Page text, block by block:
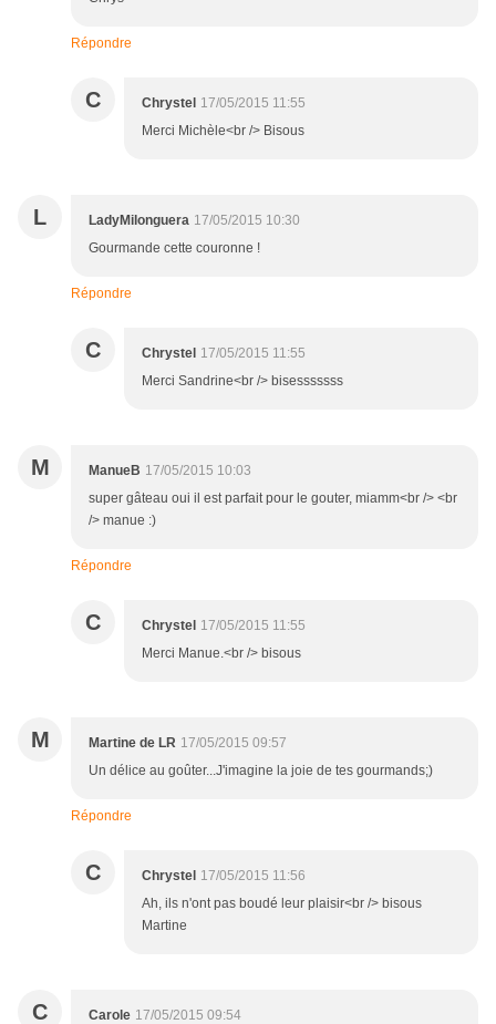
Répondre
C Chrystel 17/05/2015 11:55
Merci Michèle<br /> Bisous
L LadyMilonguera 17/05/2015 10:30
Gourmande cette couronne !
Répondre
C Chrystel 17/05/2015 11:55
Merci Sandrine<br /> bisesssssss
M ManueB 17/05/2015 10:03
super gâteau oui il est parfait pour le gouter, miamm<br /> <br
/> manue :)
Répondre
C Chrystel 17/05/2015 11:55
Merci Manue.<br /> bisous
M Martine de LR 17/05/2015 09:57
Un délice au goûter...J'imagine la joie de tes gourmands;)
Répondre
C Chrystel 17/05/2015 11:56
Ah, ils n'ont pas boudé leur plaisir<br /> bisous
Martine
C Carole 17/05/2015 09:54